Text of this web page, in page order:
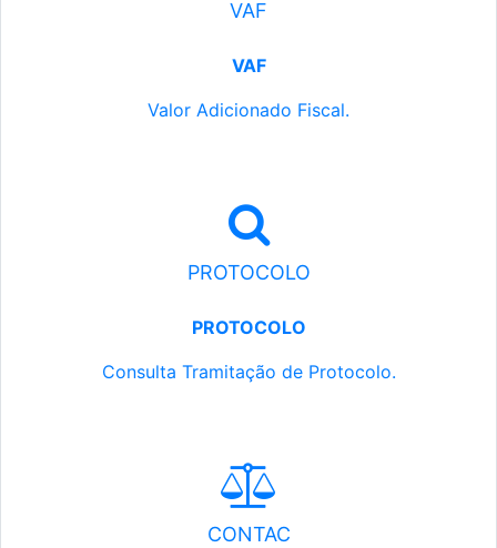
VAF
VAF
Valor Adicionado Fiscal.
PROTOCOLO
PROTOCOLO
Consulta Tramitação de Protocolo.
CONTAC